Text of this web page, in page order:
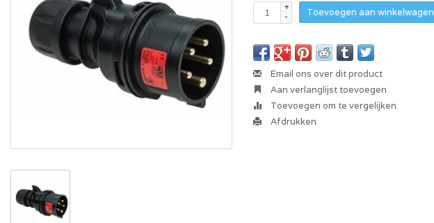
+
-
Toevoegen aan winkelwagen
Email ons over dit product
Aan verlanglijst toevoegen
Toevoegen om te vergelijken
Afdrukken